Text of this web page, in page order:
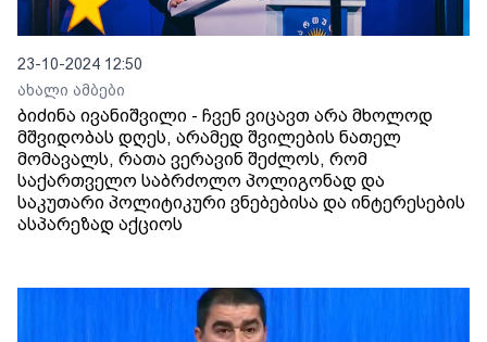
23-10-2024 12:50
ახალი ამბები
ბიძინა ივანიშვილი - ჩვენ ვიცავთ არა მხოლოდ
მშვიდობას დღეს, არამედ შვილების ნათელ
მომავალს, რათა ვერავინ შეძლოს, რომ
საქართველო საბრძოლო პოლიგონად და
საკუთარი პოლიტიკური ვნებებისა და ინტერესების
ასპარეზად აქციოს